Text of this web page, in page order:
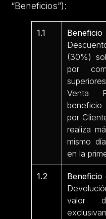
“Beneficios”):
1.1
(30%)
por
Venta
beneficio
por
realiza
mismo
en la
1.2
Beneficio
valor